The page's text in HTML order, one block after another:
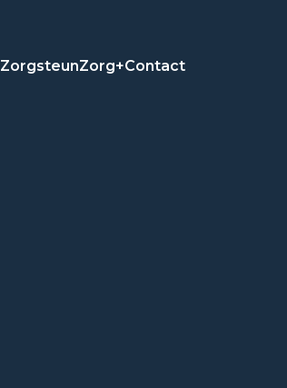
ZorgsteunZorg+Contact